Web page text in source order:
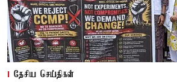
தேசிய செய்திகள்